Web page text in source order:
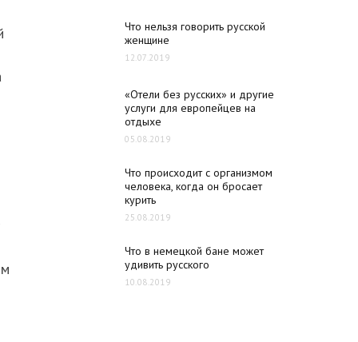
Что нельзя говорить русской
женщине
12.07.2019
«Отели без русских» и другие
услуги для европейцев на
отдыхе
05.08.2019
Что происходит с организмом
человека, когда он бросает
курить
25.08.2019
Что в немецкой бане может
удивить русского
10.08.2019